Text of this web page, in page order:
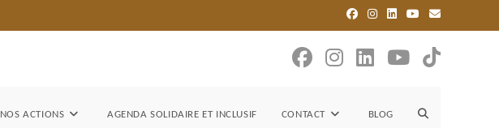
NOS ACTIONS AGENDA SOLIDAIRE ET INCLUSIF CONTACT BLOG TOGGLE